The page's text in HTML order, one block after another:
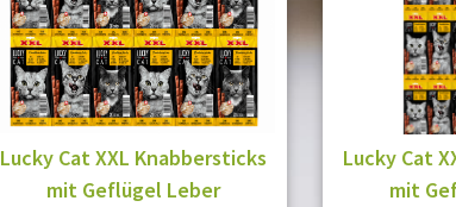
Lucky Cat XXL Knabbersticks
mit Geflügel Leber
Lucky Cat
mit